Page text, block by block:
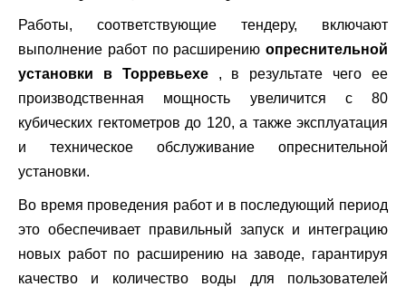
Работы, соответствующие тендеру, включают
выполнение работ по расширению опреснительной
установки в Торревьехе, в результате чего ее
производственная мощность увеличится с 80
кубических гектометров до 120, а также эксплуатация
и техническое обслуживание опреснительной
установки.
Во время проведения работ и в последующий период
это обеспечивает правильный запуск и интеграцию
новых работ по расширению на заводе, гарантируя
качество и количество воды для пользователей